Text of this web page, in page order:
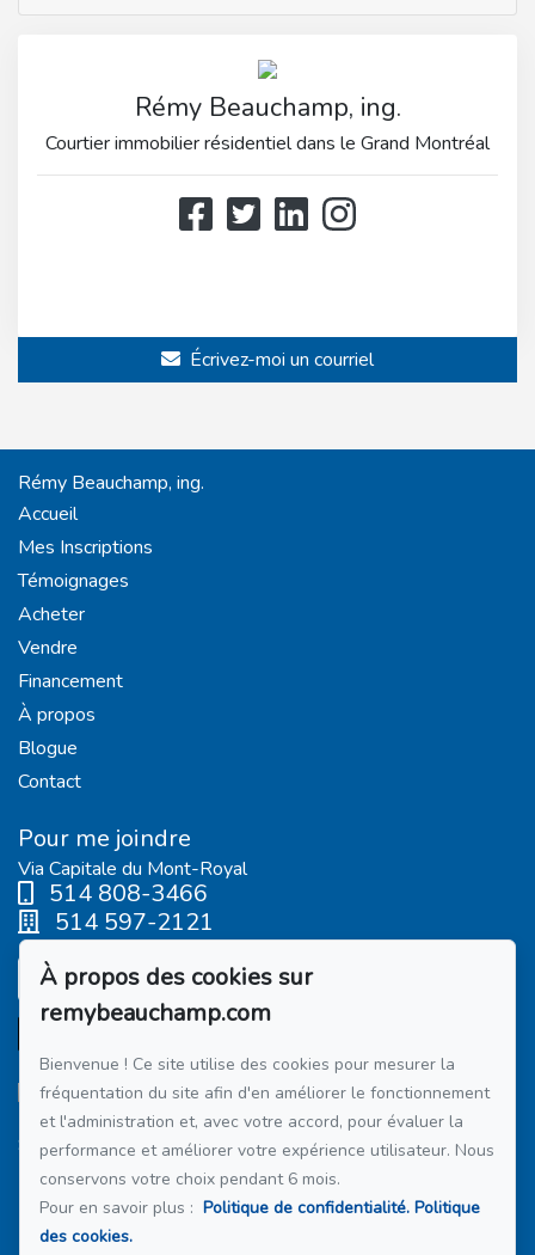
Rémy Beauchamp, ing.
Courtier immobilier résidentiel dans le Grand Montréal
Écrivez-moi un courriel
Rémy Beauchamp, ing.
Accueil
Mes Inscriptions
Témoignages
Acheter
Vendre
Financement
À propos
Blogue
Contact
Pour me joindre
Via Capitale du Mont-Royal
514 808-3466
514 597-2121
Écrivez-moi un courriel
Suivez-moi sur Facebook !
Membre du réseau :Via Capitale
À propos des cookies sur
remybeauchamp.com
Bienvenue ! Ce site utilise des cookies pour mesurer la
fréquentation du site afin d'en améliorer le fonctionnement
et l'administration et, avec votre accord, pour évaluer la
performance et améliorer votre expérience utilisateur. Nous
conservons votre choix pendant 6 mois.
Pour en savoir plus : Politique de confidentialité. Politique
des cookies.